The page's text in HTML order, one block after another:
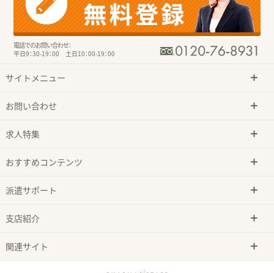
電話でのお問い合わせ：
平日9：30-19：00 土日10：00-19：00
サイトメニュー
お問い合わせ
求人特集
おすすめコンテンツ
派遣サポート
支店紹介
関連サイト